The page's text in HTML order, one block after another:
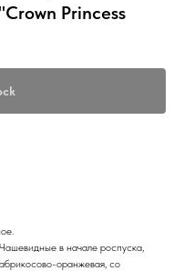
Princess
в начале роспуска,
оранжевая, со